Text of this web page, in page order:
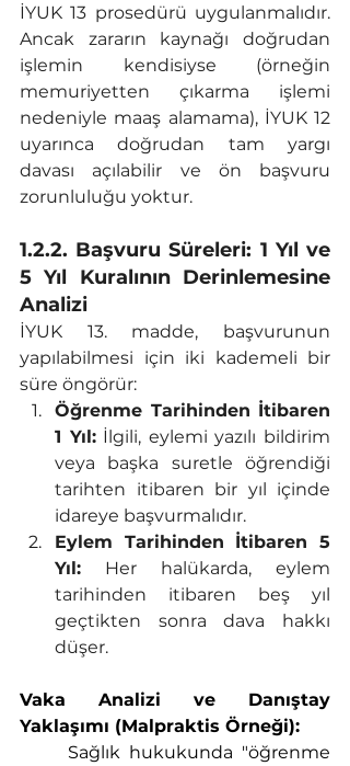
İYUK 13 prosedürü uygulanmalıdır.
Ancak zararın kaynağı doğrudan
işlemin kendisiyse (örneğin
memuriyetten çıkarma işlemi
nedeniyle maaş alamama), İYUK 12
uyarınca doğrudan tam yargı
davası açılabilir ve ön başvuru
zorunluluğu yoktur.
1.2.2. Başvuru Süreleri: 1 Yıl ve
5 Yıl Kuralının Derinlemesine
Analizi
İYUK 13. madde, başvurunun
yapılabilmesi için iki kademeli bir
süre öngörür:
Öğrenme Tarihinden İtibaren
1 Yıl: İlgili, eylemi yazılı bildirim
veya başka suretle öğrendiği
tarihten itibaren bir yıl içinde
idareye başvurmalıdır.
Eylem Tarihinden İtibaren 5
Yıl: Her halükarda, eylem
tarihinden itibaren beş yıl
geçtikten sonra dava hakkı
düşer.
Vaka Analizi ve Danıştay
Yaklaşımı (Malpraktis Örneği):